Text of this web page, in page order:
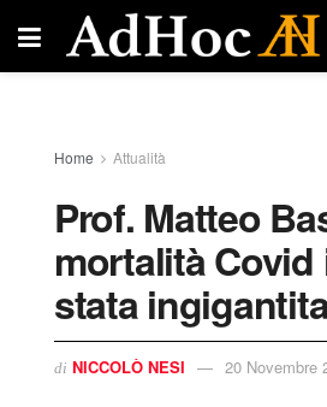
Home Attualità
Prof. Matteo
mortalità Covid
stata
di NICCOLÒ NESI 20 Novembre